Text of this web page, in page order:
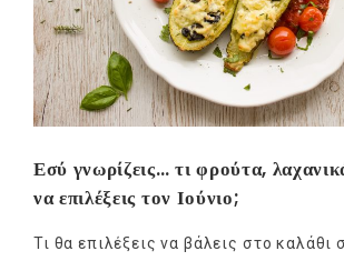
Εσύ γνωρίζεις… τι φρούτα,
να επιλέξεις τον Ιούνιο;
Τι θα επιλέξεις να βάλεις στο καλάθι